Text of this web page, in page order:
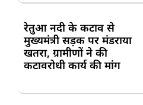
रेतुआ नदी के कटाव से
मुख्यमंत्री सड़क पर मंडराया
खतरा, ग्रामीणों ने की
कटावरोधी कार्य की मांग